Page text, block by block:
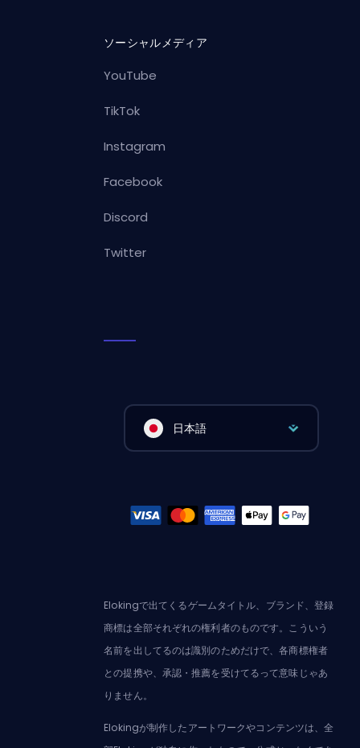
ソーシャルメディア
YouTube
TikTok
Instagram
Facebook
Discord
Twitter
日本語
Elokingで出てくるゲームタイトル、ブランド、登録
商標は全部それぞれの権利者のものです。こういう
名前を出してるのは識別のためだけで、各商標権者
との提携や、承認・推薦を受けてるって意味じゃあ
りません。
Elokingが制作したアートワークやコンテンツは、全